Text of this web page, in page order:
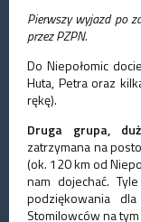
Pierwszy wyjazd po
przez PZPN.
Do Niepołomic
Huta, Petra oraz
rękę).
Druga grupa,
zatrzymana na
(ok. 120 km od
nam dojechać.
podziękowania
Stomilowców na